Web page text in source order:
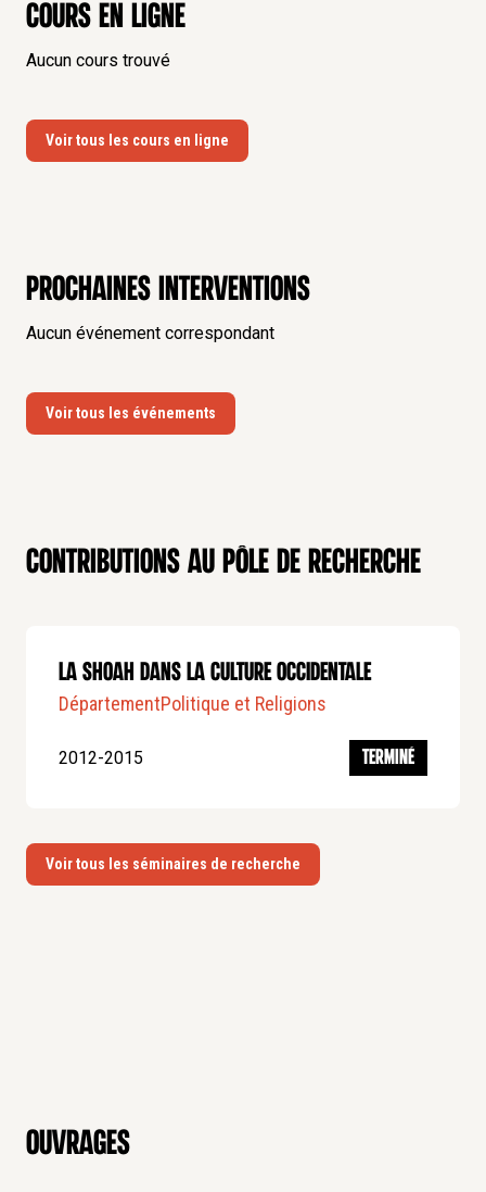
Cours en ligne
Aucun cours trouvé
Voir tous les cours en ligne
Prochaines interventions
Aucun événement correspondant
Voir tous les événements
Contributions au pôle de recherche
La shoah dans la culture occidentale
DépartementPolitique et Religions
2012-2015 TERMINÉ
Voir tous les séminaires de recherche
Ouvrages